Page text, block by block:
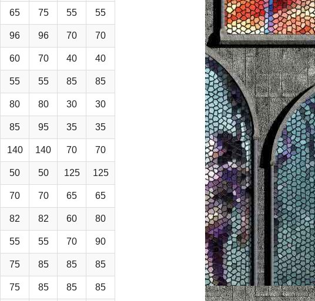
65 75 55 55
96 96 70 70
60 70 40 40
55 55 85 85
80 80 30 30
85 95 35 35
140 140 70 70
50 50 125 125
70 70 65 65
82 82 60 80
55 55 70 90
75 85 85 85
75 85 85 85